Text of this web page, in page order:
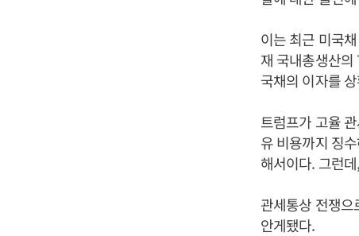
이는 최근 미국
재 국내총생산
국채의 이자를
트럼프가 고율
유 비용까지 징
해서이다. 그런
관세통상 전쟁
안게됐다.